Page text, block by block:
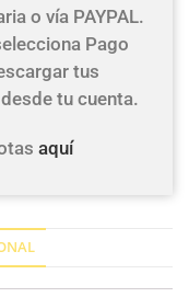
o vía PAYPAL.
Pago
tus
tu cuenta.
aquí